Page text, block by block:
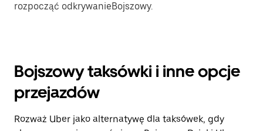
rozpocząć odkrywanieBojszowy.
Bojszowy taksówki i inne opcje
przejazdów
Rozważ Uber jako alternatywę dla taksówek, gdy